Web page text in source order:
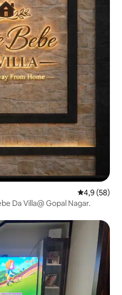
Gemiddelde
4,9 (58)
Da Villa@ Gopal Nagar.